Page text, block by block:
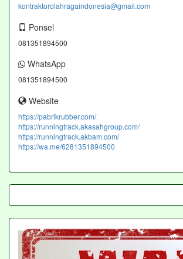
kontraktorolahragaindonesia@gmail.com
Ponsel
081351894500
WhatsApp
081351894500
Website
https://pabrikrubber.com/
https://runningtrack.akasahgroup.com/
https://runningtrack.akbam.com/
https://wa.me/6281351894500